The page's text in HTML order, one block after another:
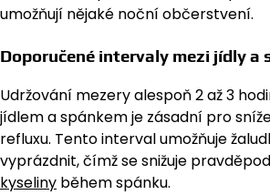
umožňují nějaké noční občerstvení.
Doporučené intervaly mezi jídly a
Udržování mezery alespoň 2 až 3
jídlem a spánkem je zásadní pro
refluxu. Tento interval umožňuje
vyprázdnit, čímž se snižuje
kyseliny během spánku.